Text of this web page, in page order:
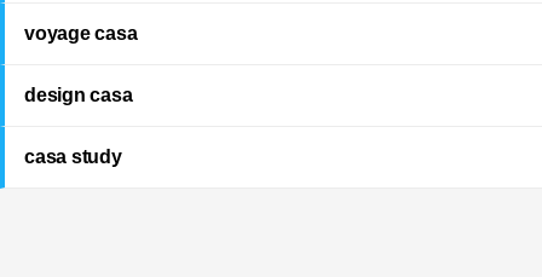
voyage casa
design casa
casa study